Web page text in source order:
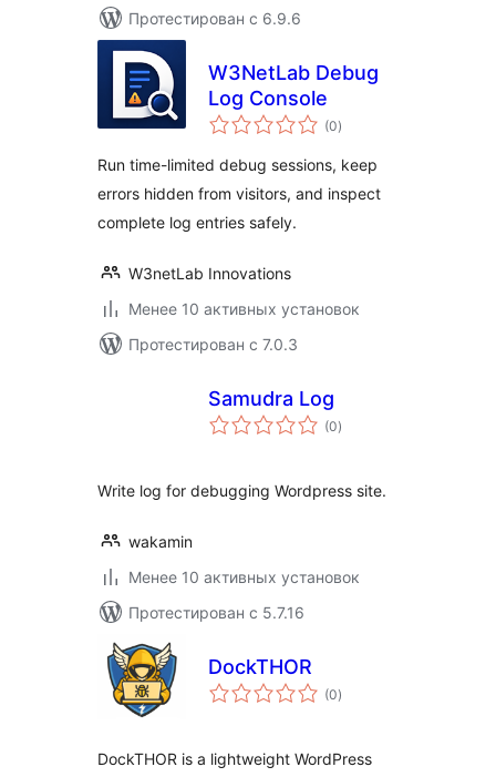
Протестирован с 6.9.6
W3NetLab Debug
Log Console
(0общий
рейтинг
)
Run time-limited debug sessions, keep
errors hidden from visitors, and inspect
complete log entries safely.
W3netLab Innovations
Менее 10 активных установок
Протестирован с 7.0.3
Samudra Log
(0общий
рейтинг
)
Write log for debugging Wordpress site.
wakamin
Менее 10 активных установок
Протестирован с 5.7.16
DockTHOR
(0общий
рейтинг
)
DockTHOR is a lightweight WordPress